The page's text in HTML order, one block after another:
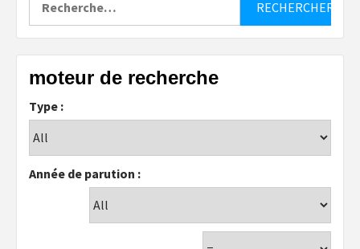
moteur de recherche
Type :
Année de parution :